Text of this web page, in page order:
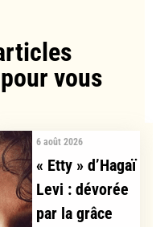
vous​
6 août 2026
« Etty » d’Hagaï
Levi : dévorée
par la grâce